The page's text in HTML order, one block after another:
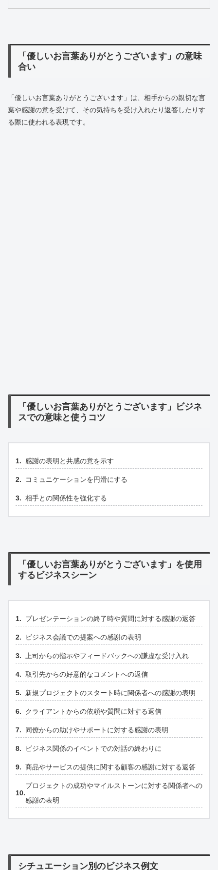
「優しいお言葉ありがとうございます」の意味
合い
「優しいお言葉ありがとうございます」は、相手からの親切な言
葉や感謝の意を受けて、その気持ちを受け入れたり返答したりす
る際に使われる表現です。
「優しいお言葉ありがとうございます」ビジネ
スでの意味と使うコツ
感謝の表明と共感の意を示す
コミュニケーションを円滑にする
相手との関係性を強化する
「優しいお言葉ありがとうございます」を使用
するビジネスシーン
プレゼンテーションの終了時や質問に対する感謝の返答
ビジネス会議での提案への感謝の表明
上司からの指示やフィードバックへの謙虚な受け入れ
取引先からの好意的なコメントへの返信
新規プロジェクトのスタート時に関係者への感謝の表明
クライアントからの依頼や質問に対する返信
同僚からの助けやサポートに対する感謝の表明
ビジネス関係のイベントでの対話の終わりに
商品やサービスの提供に関する顧客の感謝に対する返答
プロジェクトの成功やマイルストーンに対する関係者への
感謝の表明
シチュエーション別のビジネス例文